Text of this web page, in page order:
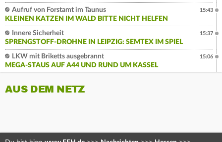
Aufruf von Forstamt im Taunus
KLEINEN KATZEN IM WALD BITTE NICHT HELFEN
15:43
Innere Sicherheit
SPRENGSTOFF-DROHNE IN LEIPZIG: SEMTEX IM SPIEL
15:37
LKW mit Briketts ausgebrannt
MEGA-STAUS AUF A44 UND RUND UM KASSEL
15:06
AUS DEM NETZ